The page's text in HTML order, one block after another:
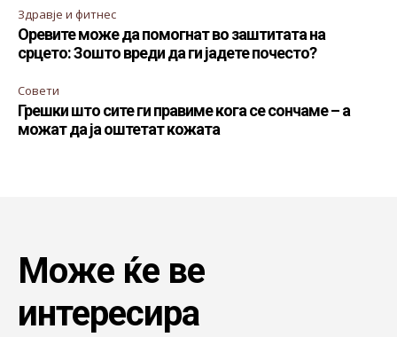
Здравје и фитнес
Оревите може да помогнат во заштитата на
срцето: Зошто вреди да ги јадете почесто?
Совети
Грешки што сите ги правиме кога се сончаме – а
можат да ја оштетат кожата
Може ќе ве
интересира